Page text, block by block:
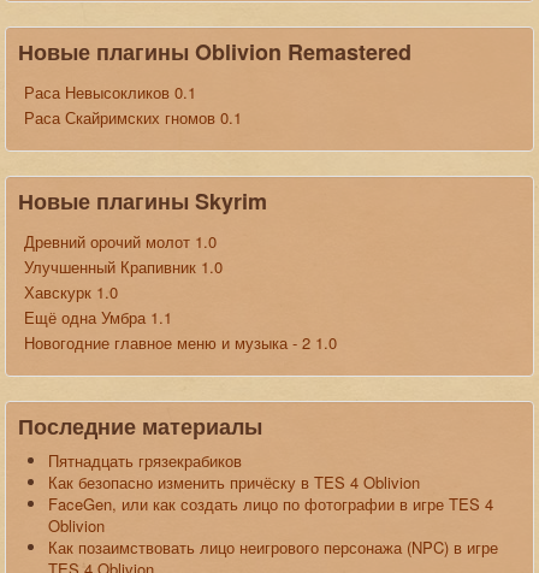
Новые плагины Oblivion Remastered
Раса Невысокликов 0.1
Раса Скайримских гномов 0.1
Новые плагины Skyrim
Древний орочий молот 1.0
Улучшенный Крапивник 1.0
Хавскурк 1.0
Ещё одна Умбра 1.1
Новогодние главное меню и музыка - 2 1.0
Последние материалы
Пятнадцать грязекрабиков
Как безопасно изменить причёску в TES 4 Oblivion
FaceGen, или как создать лицо по фотографии в игре TES 4
Oblivion
Как позаимствовать лицо неигрового персонажа (NPC) в игре